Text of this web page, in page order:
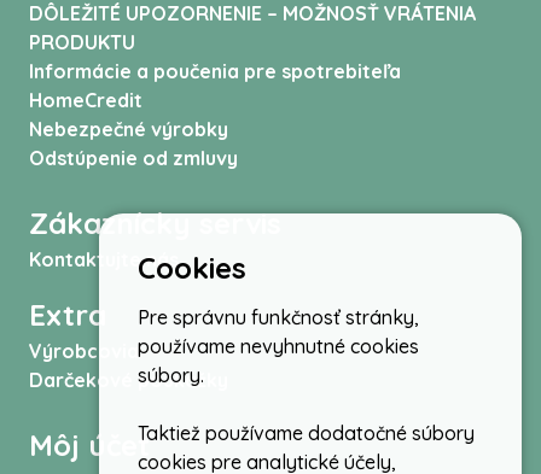
DÔLEŽITÉ UPOZORNENIE – MOŽNOSŤ VRÁTENIA
PRODUKTU
Informácie a poučenia pre spotrebiteľa
HomeCredit
Nebezpečné výrobky
Odstúpenie od zmluvy
Zákaznícky servis
Kontaktujte nás
Extra
Výrobcovia
Darčekové poukážky
Môj účet
Cookies
Pre správnu funkčnosť stránky,
používame nevyhnutné cookies
súbory.
Taktiež používame dodatočné súbory
cookies pre analytické účely,